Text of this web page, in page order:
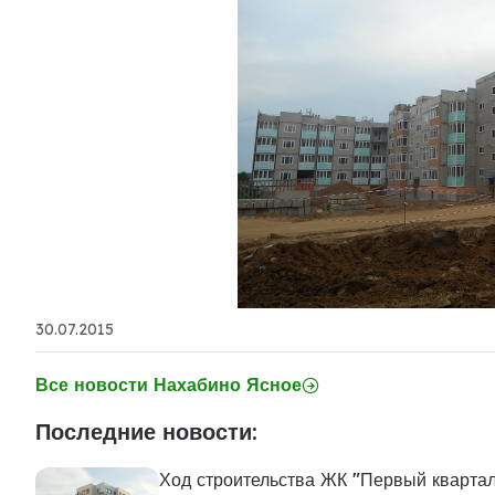
30.07.2015
Все новости Нахабино Ясное
Последние новости:
Ход строительства ЖК "Первый